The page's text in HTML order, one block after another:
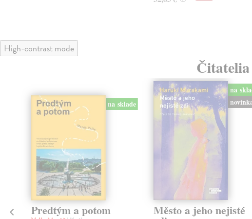
High-contrast mode
na sklade
Predtým a potom
na
Město a jeho nejisté